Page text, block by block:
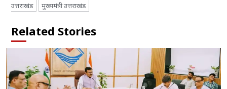
उत्तराखंड
मुख्यमंत्री उत्तराखंड
Related Stories